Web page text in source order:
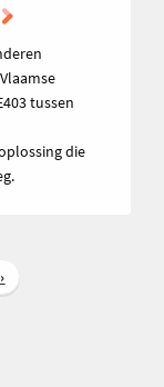
tussen
die